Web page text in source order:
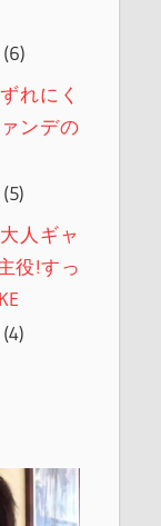
(6)
れにく
ンデの
(5)
人ギャ
役!すっ
(4)